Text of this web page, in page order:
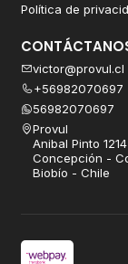
Política de
victor@provul.cl
+56982070697
56982070697
Provul
Anibal Pinto 1214
Concepción -
Biobío - Chile